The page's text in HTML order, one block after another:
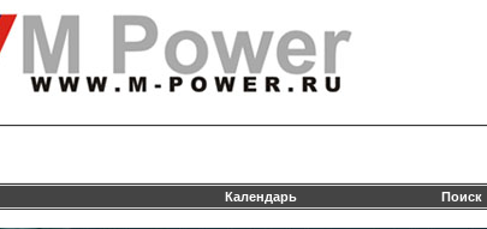
Календарь Поиск